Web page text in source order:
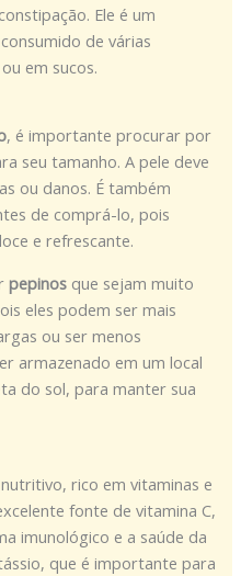
Ele é um
de várias
em sucos.
, é importante procurar por
seu tamanho. A pele deve
ou danos. É também
de comprá-lo, pois
e refrescante.
pepinos que sejam muito
eles podem ser mais
ou ser menos
armazenado em um local
do sol, para manter sua
rico em vitaminas e
fonte de vitamina C,
imunológico e a saúde da
que é importante para